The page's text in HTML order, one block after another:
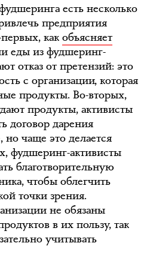
есть несколько
предприятия
как объясняет
еды из фудшеринг-
отказ от претензий: это
с организации, которая
продукты. Во-вторых,
продукты, активисты
договор дарения
чаще это делается
фудшеринг-активисты
благотворительную
чтобы облегчить
точки зрения.
не обязаны
в их пользу, так
учитывать